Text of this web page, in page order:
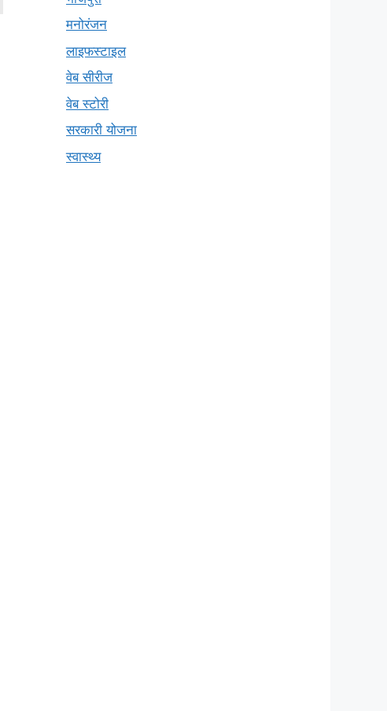
मनोरंजन
लाइफस्टाइल
वेब सीरीज
वेब स्टोरी
सरकारी योजना
स्वास्थ्य